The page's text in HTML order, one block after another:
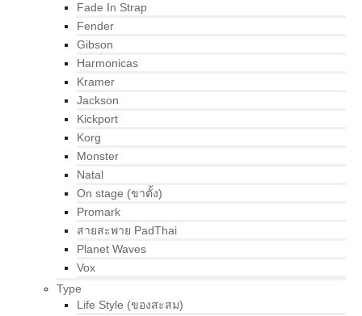
Fade In Strap
Fender
Gibson
Harmonicas
Kramer
Jackson
Kickport
Korg
Monster
Natal
On stage (ขาตั้ง)
Promark
สายสะพาย PadThai
Planet Waves
Vox
Type
Life Style (ของสะสม)